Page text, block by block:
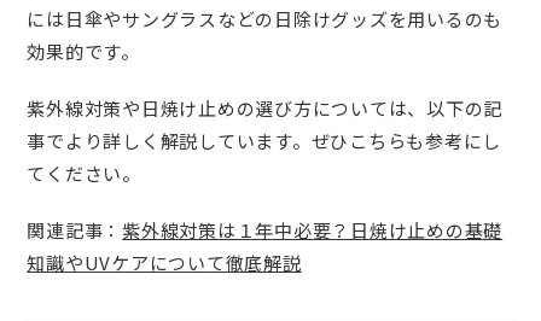
には日傘やサングラスなどの日除けグッズを用いるのも
効果的です。
紫外線対策や日焼け止めの選び方については、以下の記
事でより詳しく解説しています。ぜひこちらも参考にし
てください。
関連記事：紫外線対策は１年中必要？日焼け止めの基礎
知識やUVケアについて徹底解説